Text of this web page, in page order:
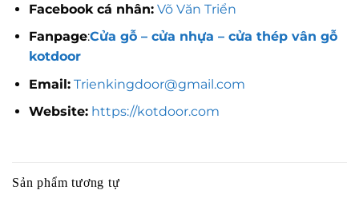
Facebook cá nhân: Võ Văn Triển
Fanpage:Cửa gỗ – cửa nhựa – cửa thép vân gỗ
kotdoor
Email: Trienkingdoor@gmail.com
Website:https://kotdoor.com
Sản phẩm tương tự